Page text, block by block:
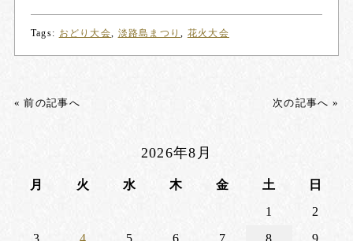
Tags: おどり大会, 淡路島まつり, 花火大会
« 前の記事へ 次の記事へ »
2026年8月
月 火 水 木 金 土
日
1
2
3
4 5 6 7 8
9